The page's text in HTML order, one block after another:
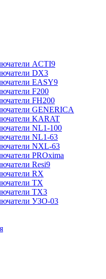
ACTI9
DX3
EASY9
F200
FH200
GENERICA
KARAT
NL1-100
NL1-63
NXL-63
PROxima
Resi9
RX
TX
TX3
УЗО-03